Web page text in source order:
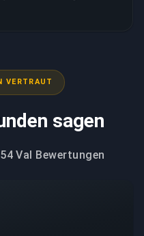
VERTRAUT
sagen
Val Bewertungen